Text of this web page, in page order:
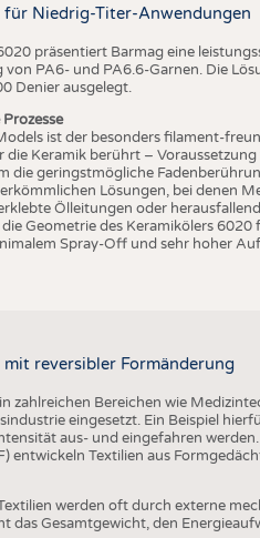
TESTS
FAKTEN
STATISTICS
Niedrig-Titer-Anwendungen
präsentiert Barmag eine
PA6- und PA6.6-Garnen. Die
Denier ausgelegt.
ist der besonders filament-
die Keramik berührt –
die geringstmögliche
Lösungen, bei denen
Ölleitungen oder
Geometrie des Keramikölers 6020
Spray-Off und sehr hoher
reversibler Formänderung
zahlreichen Bereichen wie
eingesetzt. Ein Beispiel
aus- und eingefahren
entwickeln Textilien aus
werden oft durch externe
das Gesamtgewicht, den